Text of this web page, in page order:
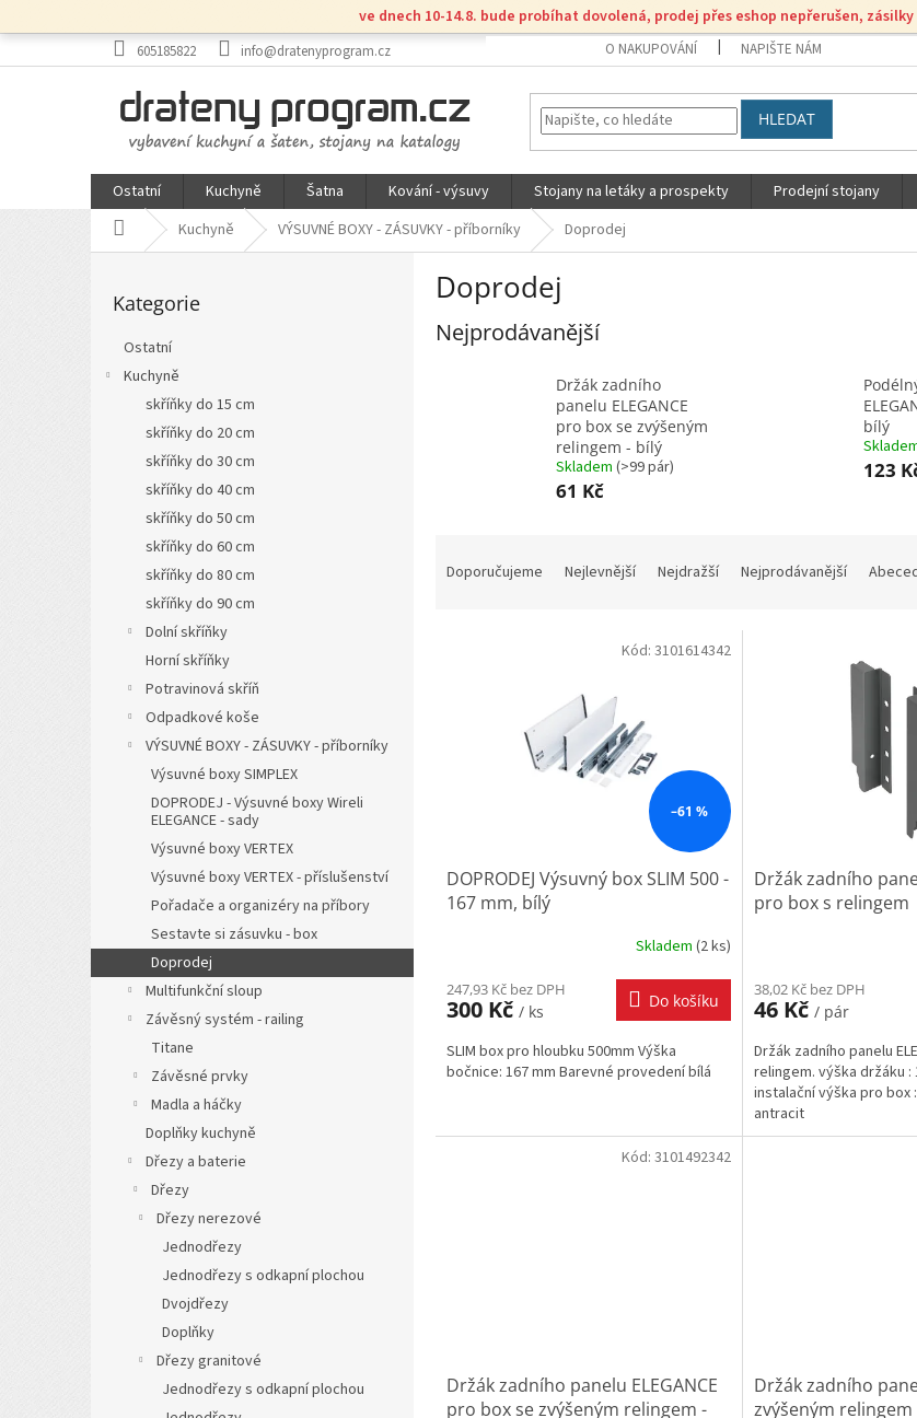
na
ve dnech 10-14.8. bude probíhat dovolená, prodej přes eshop nepřerušen,
605185822 info@dratenyprogram.cz O NAKUPOVÁNÍ NAPIŠTE NÁM
HLEDAT
Ostatní Kuchyně Šatna Kování - výsuvy Stojany na letáky a prospekty Prodejní stojany
Domů Kuchyně VÝSUVNÉ BOXY - ZÁSUVKY - příborníky Doprodej
P
kategorie
Kategorie
Ostatní
Kuchyně
skříňky do 15 cm
skříňky do 20 cm
skříňky do 30 cm
skříňky do 40 cm
skříňky do 50 cm
skříňky do 60 cm
skříňky do 80 cm
skříňky do 90 cm
Dolní skříňky
Horní skříňky
Potravinová skříň
Odpadkové koše
VÝSUVNÉ BOXY - ZÁSUVKY - příborníky
Výsuvné boxy SIMPLEX
DOPRODEJ - Výsuvné boxy Wireli
ELEGANCE - sady
Výsuvné boxy VERTEX
Výsuvné boxy VERTEX - příslušenství
Pořadače a organizéry na příbory
Sestavte si zásuvku - box
Doprodej
Multifunkční sloup
Závěsný systém - railing
Titane
Závěsné prvky
Madla a háčky
Doplňky kuchyně
Dřezy a baterie
Dřezy
Dřezy nerezové
Jednodřezy
Jednodřezy s odkapní plochou
Dvojdřezy
Doplňky
Dřezy granitové
Jednodřezy s odkapní plochou
Doprodej
Nejprodávanější
Držák zadního
panelu ELEGANCE
pro box se zvýšeným
relingem - bílý
Skladem (>99 pár)
61 Kč
bílý
123
Doporučujeme Nejlevnější Nejdražší Nejprodávanější
–61 %
DOPRODEJ Výsuvný box SLIM 500 -
167 mm, bílý
Skladem (2 ks)
247,93 Kč bez DPH
300 Kč / ks
Do košíku
SLIM box pro hloubku 500mm Výška
bočnice: 167 mm Barevné provedení bílá
Kód: 3101614342
Držák zadního
pro box s relingem
38,02 Kč bez DPH
46 Kč / pár
Držák zadního panelu
relingem. výška držáku :
instalační výška pro box
antracit
Držák zadního panelu ELEGANCE
pro box se zvýšeným relingem -
Kód: 3101492342
Držák zadního
zvýšeným relingem